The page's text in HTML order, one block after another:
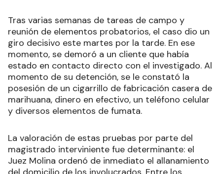
Tras varias semanas de tareas de campo y
reunión de elementos probatorios, el caso dio un
giro decisivo este martes por la tarde. En ese
momento, se demoró a un cliente que había
estado en contacto directo con el investigado. Al
momento de su detención, se le constató la
posesión de un cigarrillo de fabricación casera de
marihuana, dinero en efectivo, un teléfono celular
y diversos elementos de fumata.
La valoración de estas pruebas por parte del
magistrado interviniente fue determinante: el
Juez Molina ordenó de inmediato el allanamiento